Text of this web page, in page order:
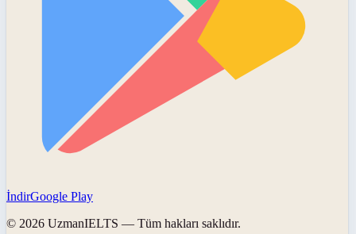
İndirGoogle Play
© 2026 UzmanIELTS — Tüm hakları saklıdır.